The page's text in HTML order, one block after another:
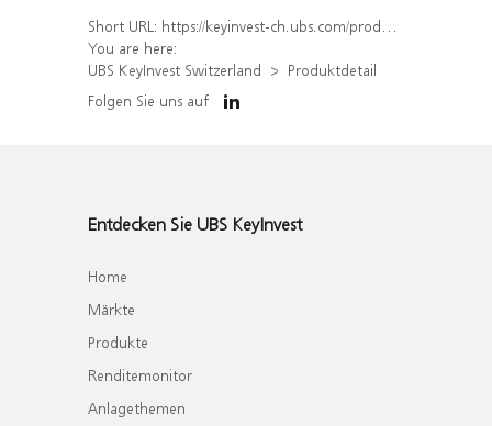
Short URL: https://keyinvest-ch.ubs.com/produkt/detail/index/isin/CH1572304827
You are here:
UBS KeyInvest Switzerland
Produktdetail
Folgen Sie uns auf
Entdecken Sie UBS KeyInvest
Home
Märkte
Produkte
Renditemonitor
Anlagethemen